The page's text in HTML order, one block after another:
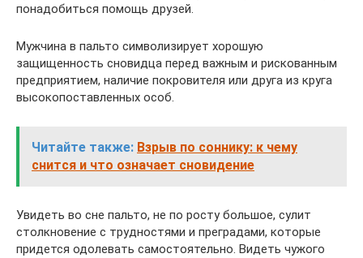
понадобиться помощь друзей.
Мужчина в пальто символизирует хорошую
защищенность сновидца перед важным и рискованным
предприятием, наличие покровителя или друга из круга
высокопоставленных особ.
Читайте также: Взрыв по соннику: к чему
снится и что означает сновидение
Увидеть во сне пальто, не по росту большое, сулит
столкновение с трудностями и преградами, которые
придется одолевать самостоятельно. Видеть чужого